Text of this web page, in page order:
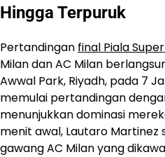
Hingga Terpuruk
Pertandingan final Piala
Milan dan AC Milan
Awwal Park, Riyadh, pada 7
memulai pertandingan
menunjukkan dominasi
menit awal, Lautaro Martinez
gawang AC Milan yang